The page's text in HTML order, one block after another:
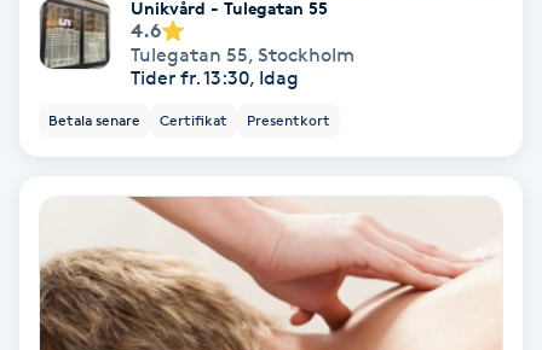
Fransförlängning Megavolym
Fransförlängning Volym
Fransk manikyr
Frekvensterapi
Unikvård - Tulegatan 55
4.6
Tulegatan 55, Stockholm
Tider fr. 13:30, Idag
Betala senare Certifikat Presentkort